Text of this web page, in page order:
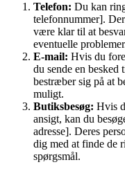
Telefon: Du kan
telefonnummer].
være klar til at
eventuelle
E-mail: Hvis du
du sende en
bestræber sig på at
muligt.
Butiksbesøg: Hvis
ansigt, kan du
adresse]. Deres
dig med at finde de
spørgsmål.